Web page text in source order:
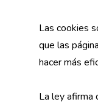
Las cookies
que las
hacer más
La ley afirma